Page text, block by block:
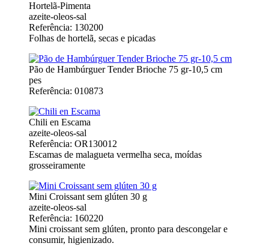
Hortelã-Pimenta
azeite-oleos-sal
Referência: 130200
Folhas de hortelã, secas e picadas
Pão de Hambúrguer Tender Brioche 75 gr-10,5 cm
pes
Referência: 010873
Chili en Escama
azeite-oleos-sal
Referência: OR130012
Escamas de malagueta vermelha seca, moídas
grosseiramente
Mini Croissant sem glúten 30 g
azeite-oleos-sal
Referência: 160220
Mini croissant sem glúten, pronto para descongelar e
consumir, higienizado.